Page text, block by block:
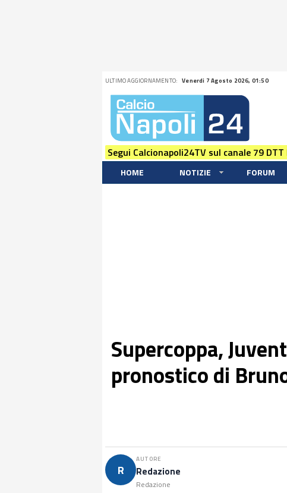
ULTIMO AGGIORNAMENTO: Venerdi 7 Agosto 2026, 01:50
Segui Calcionapoli24TV sul canale 79
HOME NOTIZIE FORUM
Supercoppa,
pronostico di
R
AUTORE
Redazione
Redazione